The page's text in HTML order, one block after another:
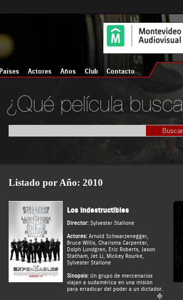
Países Actores Años Club Contacto
Listado por Año: 2010
Los Indestructibles
Director: Sylvester Stallone
Actores: Arnold Schwarzenegger,
Bruce Willis, Charisma Carpenter,
Dolph Lundgren, Eric Roberts, Jason
Statham, Jet Li, Mickey Rourke,
Sylvester Stallone
Sinopsis:Un grupo de mercenarios
viajan a sudamérica en una misión
para erradicar del poder a un dictador.